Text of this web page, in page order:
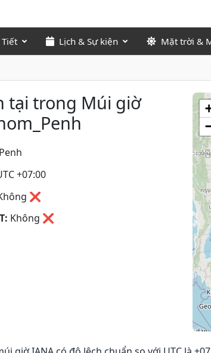
Lịch & Sự kiện Mặt trời &
tại trong Múi giờ
+07:00
❌
Không ❌